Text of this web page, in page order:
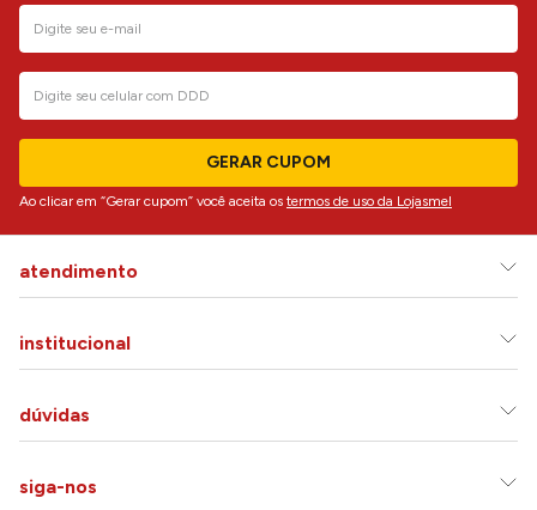
GERAR CUPOM
Ao clicar em “Gerar cupom” você aceita os termos de uso da Lojasmel
atendimento
institucional
dúvidas
siga-nos